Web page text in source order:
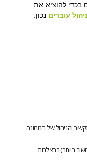
בכדי להוציא את
עובדים נכון.
והניהול של הממונה
ביותר) בהצלחת